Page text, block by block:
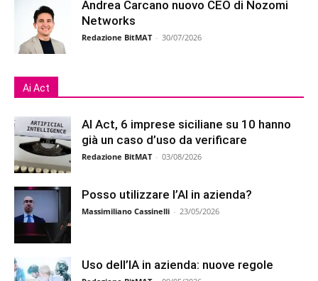
Andrea Carcano nuovo CEO di Nozomi
Networks
Redazione BitMAT - 30/07/2026
Ai Act
AI Act, 6 imprese siciliane su 10 hanno
già un caso d’uso da verificare
Redazione BitMAT - 03/08/2026
Posso utilizzare l’AI in azienda?
Massimiliano Cassinelli - 23/05/2026
Uso dell’IA in azienda: nuove regole